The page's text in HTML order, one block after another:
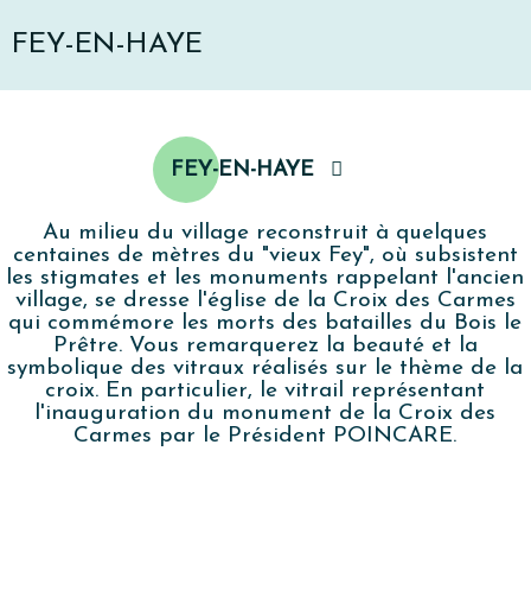
FEY-EN-HAYE
FEY-EN-HAYE
Au milieu du village reconstruit à quelques
centaines de mètres du "vieux Fey", où subsistent
les stigmates et les monuments rappelant l'ancien
village, se dresse l'église de la Croix des Carmes
qui commémore les morts des batailles du Bois le
Prêtre. Vous remarquerez la beauté et la
symbolique des vitraux réalisés sur le thème de la
croix. En particulier, le vitrail représentant
l'inauguration du monument de la Croix des
Carmes par le Président POINCARE.